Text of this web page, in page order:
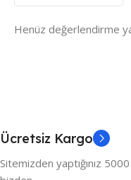
Henüz değerlendirme
Ücretsiz Kargo
Sitemizden yaptığınız